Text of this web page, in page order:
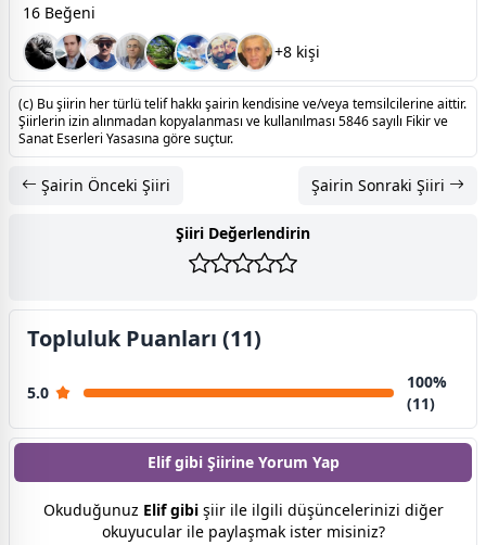
16 Beğeni
+8 kişi
(c) Bu şiirin her türlü telif hakkı şairin kendisine ve/veya temsilcilerine aittir.
Şiirlerin izin alınmadan kopyalanması ve kullanılması 5846 sayılı Fikir ve
Sanat Eserleri Yasasına göre suçtur.
Şairin Önceki Şiiri Şairin Sonraki Şiiri
Şiiri Değerlendirin
Topluluk Puanları (11)
5.0
100%
(11)
Elif gibi Şiirine Yorum Yap
Okuduğunuz Elif gibişiir ile ilgili düşüncelerinizi diğer
okuyucular ile paylaşmak ister misiniz?